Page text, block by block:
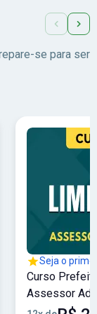
se para ser
Seja o
Curso
Assessor